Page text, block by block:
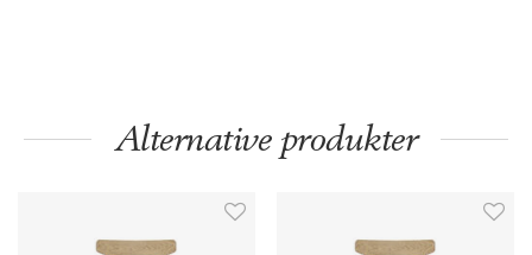
Alternative produkter